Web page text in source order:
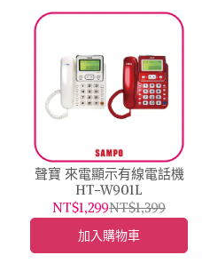
聲寶 來電顯示有線電話機
HT-W901L
NT$1,299NT$1,399
加入購物車